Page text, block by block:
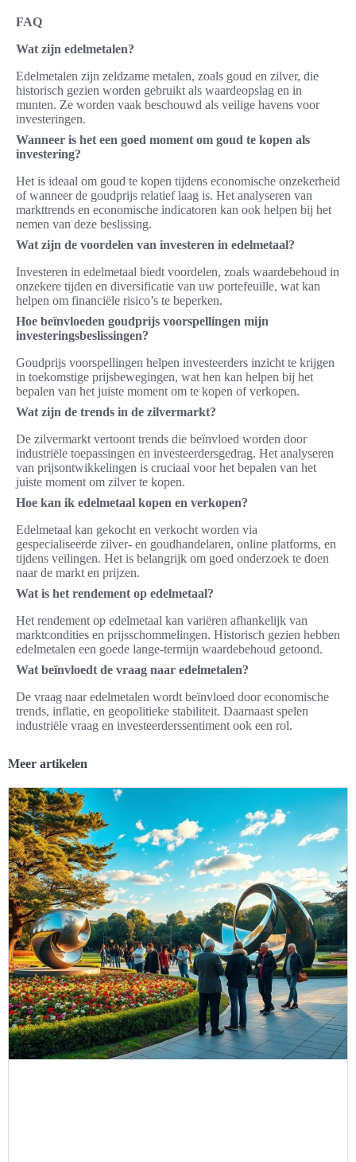
FAQ
Wat zijn edelmetalen?
Edelmetalen zijn zeldzame metalen, zoals goud en zilver, die
historisch gezien worden gebruikt als waardeopslag en in
munten. Ze worden vaak beschouwd als veilige havens voor
investeringen.
Wanneer is het een goed moment om goud te kopen als
investering?
Het is ideaal om goud te kopen tijdens economische onzekerheid
of wanneer de goudprijs relatief laag is. Het analyseren van
markttrends en economische indicatoren kan ook helpen bij het
nemen van deze beslissing.
Wat zijn de voordelen van investeren in edelmetaal?
Investeren in edelmetaal biedt voordelen, zoals waardebehoud in
onzekere tijden en diversificatie van uw portefeuille, wat kan
helpen om financiële risico’s te beperken.
Hoe beïnvloeden goudprijs voorspellingen mijn
investeringsbeslissingen?
Goudprijs voorspellingen helpen investeerders inzicht te krijgen
in toekomstige prijsbewegingen, wat hen kan helpen bij het
bepalen van het juiste moment om te kopen of verkopen.
Wat zijn de trends in de zilvermarkt?
De zilvermarkt vertoont trends die beïnvloed worden door
industriële toepassingen en investeerdersgedrag. Het analyseren
van prijsontwikkelingen is cruciaal voor het bepalen van het
juiste moment om zilver te kopen.
Hoe kan ik edelmetaal kopen en verkopen?
Edelmetaal kan gekocht en verkocht worden via
gespecialiseerde zilver- en goudhandelaren, online platforms, en
tijdens veilingen. Het is belangrijk om goed onderzoek te doen
naar de markt en prijzen.
Wat is het rendement op edelmetaal?
Het rendement op edelmetaal kan variëren afhankelijk van
marktcondities en prijsschommelingen. Historisch gezien hebben
edelmetalen een goede lange-termijn waardebehoud getoond.
Wat beïnvloedt de vraag naar edelmetalen?
De vraag naar edelmetalen wordt beïnvloed door economische
trends, inflatie, en geopolitieke stabiliteit. Daarnaast spelen
industriële vraag en investeerderssentiment ook een rol.
Meer artikelen